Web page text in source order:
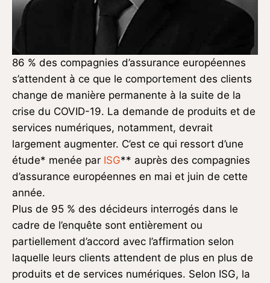
86 % des compagnies d’assurance européennes
s’attendent à ce que le comportement des clients
change de manière permanente à la suite de la
crise du COVID-19. La demande de produits et de
services numériques, notamment, devrait
largement augmenter. C’est ce qui ressort d’une
étude* menée par ISG** auprès des compagnies
d’assurance européennes en mai et juin de cette
année.
Plus de 95 % des décideurs interrogés dans le
cadre de l’enquête sont entièrement ou
partiellement d’accord avec l’affirmation selon
laquelle leurs clients attendent de plus en plus de
produits et de services numériques. Selon ISG, la